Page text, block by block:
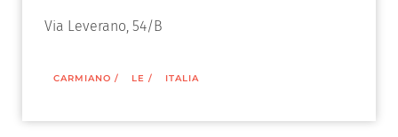
Via Leverano, 54/B
CARMIANO / LE / ITALIA